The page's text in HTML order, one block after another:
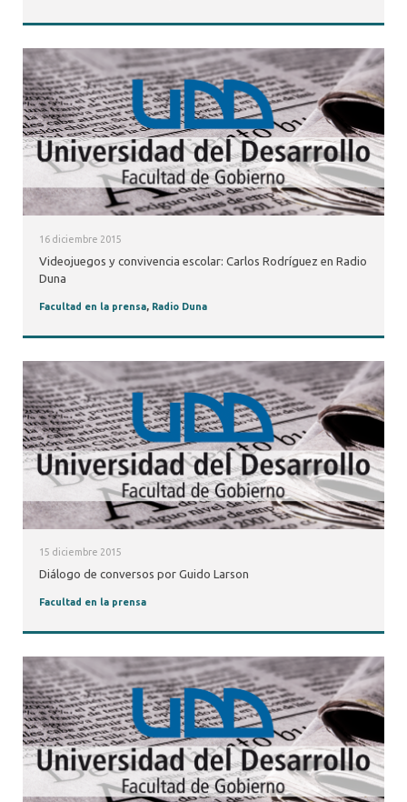
16 diciembre 2015
Videojuegos y convivencia escolar: Carlos Rodríguez en Radio
Duna
Facultad en la prensa, Radio Duna
15 diciembre 2015
Diálogo de conversos por Guido Larson
Facultad en la prensa